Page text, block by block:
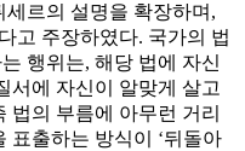
르의 설명을 확장하며,
고 주장하였다. 국가의 법
행위는, 해당 법에 자신
서에 자신이 알맞게 살고
법의 부름에 아무런 거리
표출하는 방식이 ‘뒤돌아